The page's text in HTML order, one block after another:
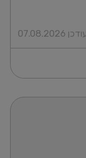
עודכן 07.08.2026